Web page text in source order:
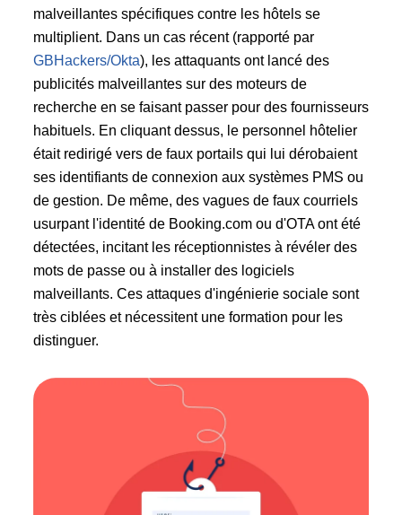
malveillantes spécifiques contre les hôtels se
multiplient. Dans un cas récent (rapporté par
GBHackers/Okta), les attaquants ont lancé des
publicités malveillantes sur des moteurs de
recherche en se faisant passer pour des fournisseurs
habituels. En cliquant dessus, le personnel hôtelier
était redirigé vers de faux portails qui lui dérobaient
ses identifiants de connexion aux systèmes PMS ou
de gestion. De même, des vagues de faux courriels
usurpant l'identité de Booking.com ou d'OTA ont été
détectées, incitant les réceptionnistes à révéler des
mots de passe ou à installer des logiciels
malveillants. Ces attaques d'ingénierie sociale sont
très ciblées et nécessitent une formation pour les
distinguer.